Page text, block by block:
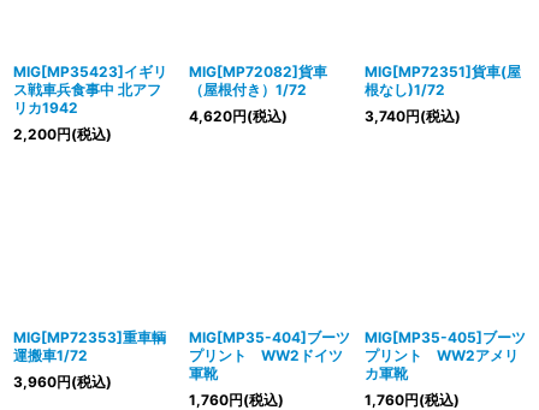
MIG[MP35423]イギリ
ス戦車兵食事中 北アフ
リカ1942
2,200円(税込)
MIG[MP72082]貨車
（屋根付き）1/72
4,620円(税込)
MIG[MP72351]貨車(屋
根なし)1/72
3,740円(税込)
MIG[MP72353]重車輌
運搬車1/72
3,960円(税込)
MIG[MP35-404]ブーツ
プリント WW2ドイツ
軍靴
1,760円(税込)
MIG[MP35-405]ブーツ
プリント WW2アメリ
カ軍靴
1,760円(税込)